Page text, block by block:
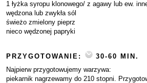
1 łyżka syropu klonowego/ z agawy lub ew.
wędzona lub zwykła sól
świeżo zmielony pieprz
nieco wędzonej papryki
PRZYGOTOWANIE:
30-60 MIN.
Najpierw przygotowujemy warzywa:
piekarnik nagrzewamy do 210 stopni.